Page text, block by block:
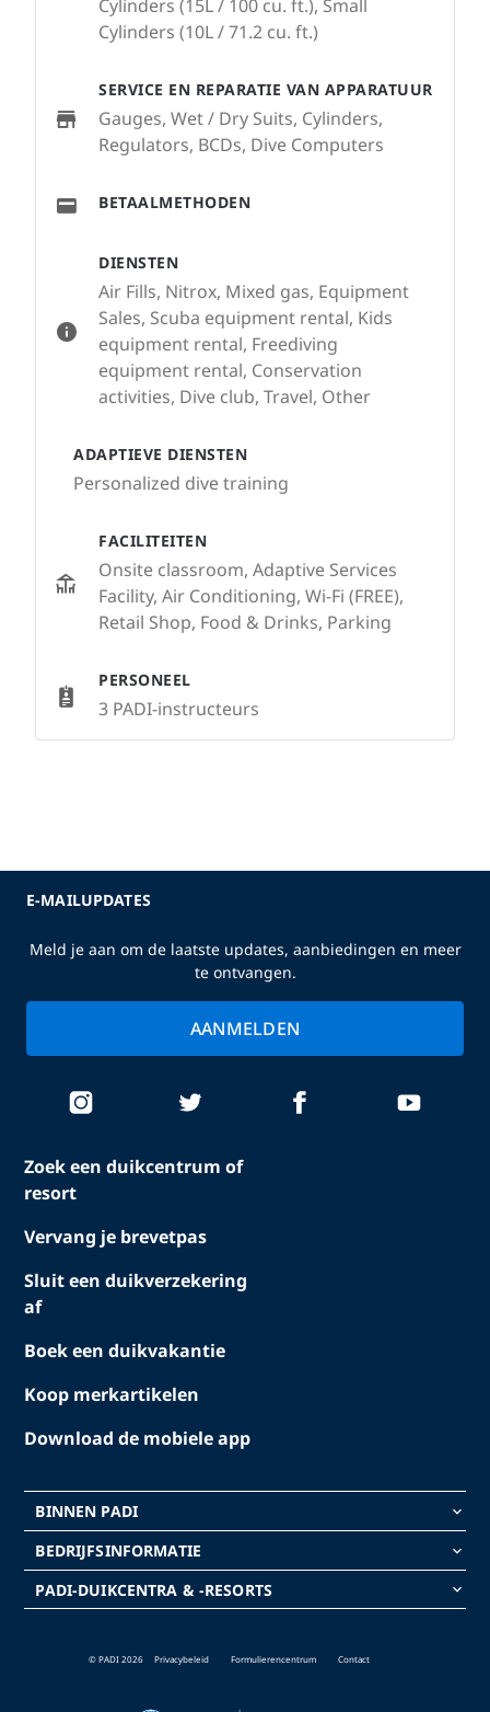
DIENSTEN
Air Fills, Nitrox, Mixed gas, Equipment
Sales, Scuba equipment rental, Kids
equipment rental, Freediving
equipment rental, Conservation
activities, Dive club, Travel, Other
ADAPTIEVE DIENSTEN
Personalized dive training
FACILITEITEN
Onsite classroom, Adaptive Services
Facility, Air Conditioning, Wi-Fi (FREE),
Retail Shop, Food & Drinks, Parking
PERSONEEL
3 PADI-instructeurs
Cylinders (15L / 100 cu. ft.), Small
Cylinders (10L / 71.2 cu. ft.)
SERVICE EN REPARATIE VAN APPARATUUR
Gauges, Wet / Dry Suits, Cylinders,
Regulators, BCDs, Dive Computers
BETAALMETHODEN
Zoek een duikcentrum of
resort
Vervang je brevetpas
Sluit een duikverzekering
af
Boek een duikvakantie
Koop merkartikelen
Download de mobiele app
BINNEN PADI keyboard_arrow_down
BEDRIJFSINFORMATIE keyboard_arrow_down
PADI-DUIKCENTRA & -RESORTS keyboard_arrow_down
E-MAILUPDATES
Meld je aan om de laatste updates, aanbiedingen en meer
te ontvangen.
AANMELDEN
© PADI 2026 Privacybeleid Formulierencentrum Contact